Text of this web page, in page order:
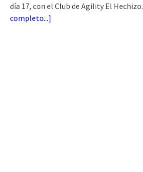
día 17, con el Club de Agility El Hechizo.
completo...]